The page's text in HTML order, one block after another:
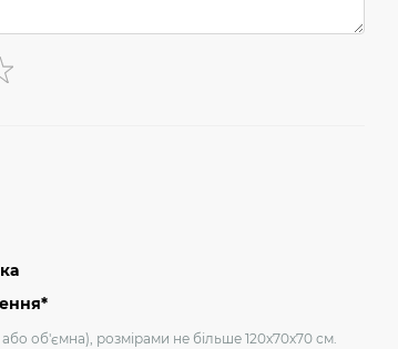
об'ємна), розмірами не більше 120х70х70 см.